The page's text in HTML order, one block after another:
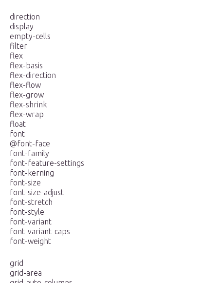
direction
display
empty-cells
filter
flex
flex-basis
flex-direction
flex-flow
flex-grow
flex-shrink
flex-wrap
float
font
@font-face
font-family
font-feature-settings
font-kerning
font-size
font-size-adjust
font-stretch
font-style
font-variant
font-variant-caps
font-weight
grid
grid-area